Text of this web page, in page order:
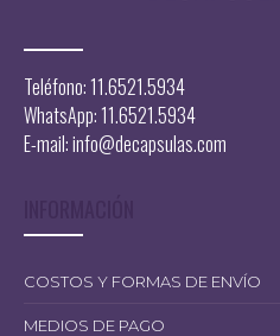
16.300,00
Teléfono: 11.6521.5934
WhatsApp: 11.6521.5934
E-mail:info@decapsulas.com
COSTOS Y FORMAS DE ENVÍO
MEDIOS DE PAGO